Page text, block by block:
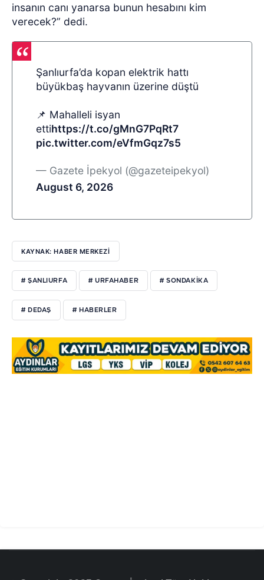
insanın canı yanarsa bunun hesabını kim
verecek?” dedi.
Şanlıurfa’da kopan elektrik hattı
büyükbaş hayvanın üzerine düştü
📌 Mahalleli isyan
ettihttps://t.co/gMnG7PqRt7
pic.twitter.com/eVfmGqz7s5
— Gazete İpekyol (@gazeteipekyol)
August 6, 2026
KAYNAK: HABER MERKEZI
# ŞANLIURFA # URFAHABER # SONDAKİKA
# DEDAŞ # HABERLER